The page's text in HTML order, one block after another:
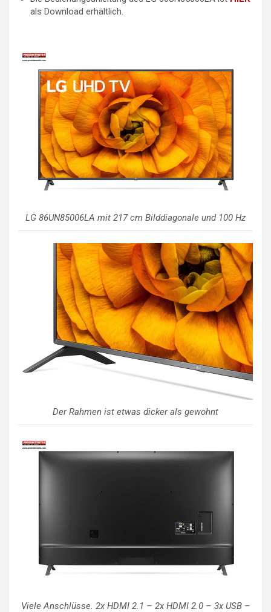
als Download erhältlich.
LG 86UN85006LA mit 217 cm Bilddiagonale und 100 Hz
Der Rahmen ist etwas dicker als gewohnt
Viele Anschlüsse. 2x HDMI 2.1 – 2x HDMI 2.0 – 3x USB –